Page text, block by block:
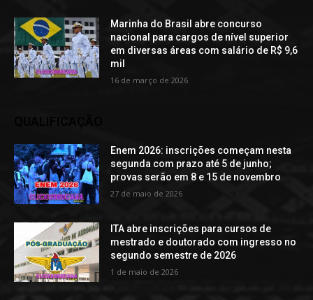
Marinha do Brasil abre concurso
nacional para cargos de nível superior
em diversas áreas com salário de R$ 9,6
mil
16 de março de 2026
Enem 2026: inscrições começam nesta
segunda com prazo até 5 de junho;
provas serão em 8 e 15 de novembro
27 de maio de 2026
ITA abre inscrições para cursos de
mestrado e doutorado com ingresso no
segundo semestre de 2026
1 de maio de 2026